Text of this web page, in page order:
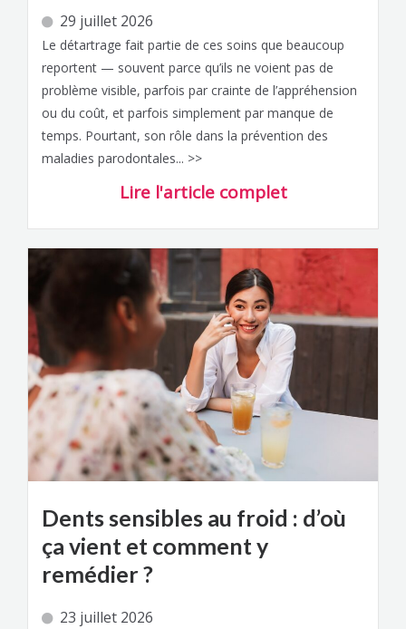
29 juillet 2026
Le détartrage fait partie de ces soins que beaucoup
reportent — souvent parce qu’ils ne voient pas de
problème visible, parfois par crainte de l’appréhension
ou du coût, et parfois simplement par manque de
temps. Pourtant, son rôle dans la prévention des
maladies parodontales... >>
Lire l'article complet
Dents sensibles au froid : d’où
ça vient et comment y
remédier ?
23 juillet 2026